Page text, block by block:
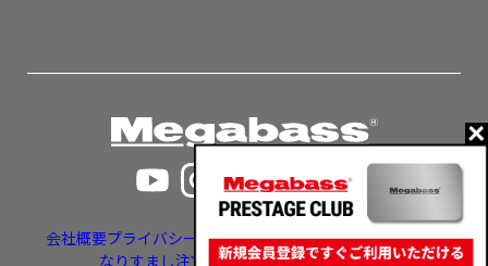
会社概要プライバシーポリシー特定商取引法に基づく表示
なりすまし注文・いたずら注文等への対応